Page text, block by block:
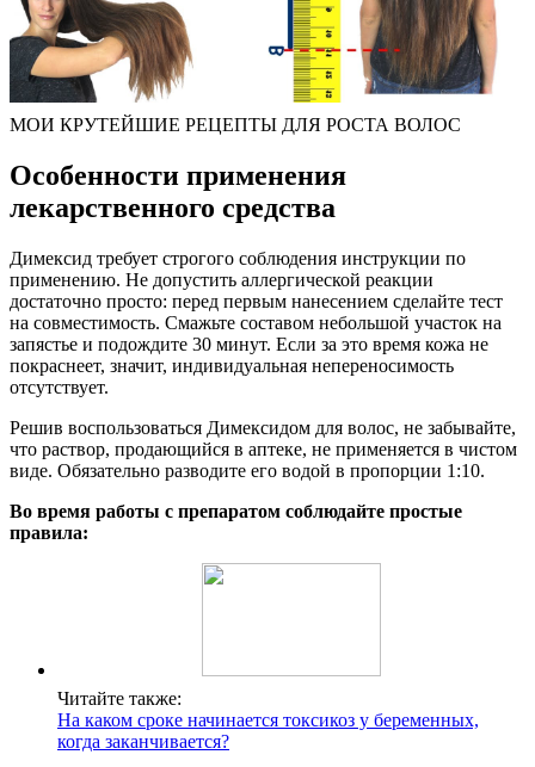
МОИ КРУТЕЙШИЕ РЕЦЕПТЫ ДЛЯ РОСТА ВОЛОС
Особенности применения
лекарственного средства
Димексид требует строгого соблюдения инструкции по
применению. Не допустить аллергической реакции
достаточно просто: перед первым нанесением сделайте тест
на совместимость. Смажьте составом небольшой участок на
запястье и подождите 30 минут. Если за это время кожа не
покраснеет, значит, индивидуальная непереносимость
отсутствует.
Решив воспользоваться Димексидом для волос, не забывайте,
что раствор, продающийся в аптеке, не применяется в чистом
виде. Обязательно разводите его водой в пропорции 1:10.
Во время работы с препаратом соблюдайте простые
правила:
Читайте также:
На каком сроке начинается токсикоз у беременных,
когда заканчивается?